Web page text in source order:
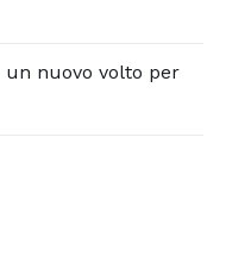
un nuovo volto per